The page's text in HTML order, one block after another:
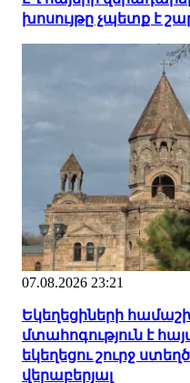
խոսույթը չպետք է
07.08.2026 23:21
Եկեղեցիների
մտահոգություն է
եկեղեցու շուրջ
վերաբերյալ